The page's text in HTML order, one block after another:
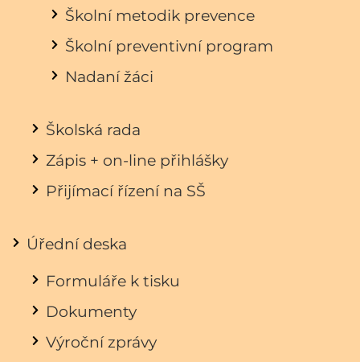
Školní metodik prevence
Školní preventivní program
Nadaní žáci
Školská rada
Zápis + on-line přihlášky
Přijímací řízení na SŠ
Úřední deska
Formuláře k tisku
Dokumenty
Výroční zprávy